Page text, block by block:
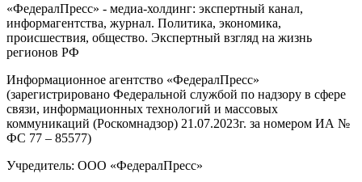
«ФедералПресс» - медиа-холдинг: экспертный канал,
информагентства, журнал. Политика, экономика,
происшествия, общество. Экспертный взгляд на жизнь
регионов РФ
Информационное агентство «ФедералПресс»
(зарегистрировано Федеральной службой по надзору в сфере
связи, информационных технологий и массовых
коммуникаций (Роскомнадзор) 21.07.2023г. за номером ИА №
ФС 77 – 85577)
Учредитель: ООО «ФедералПресс»